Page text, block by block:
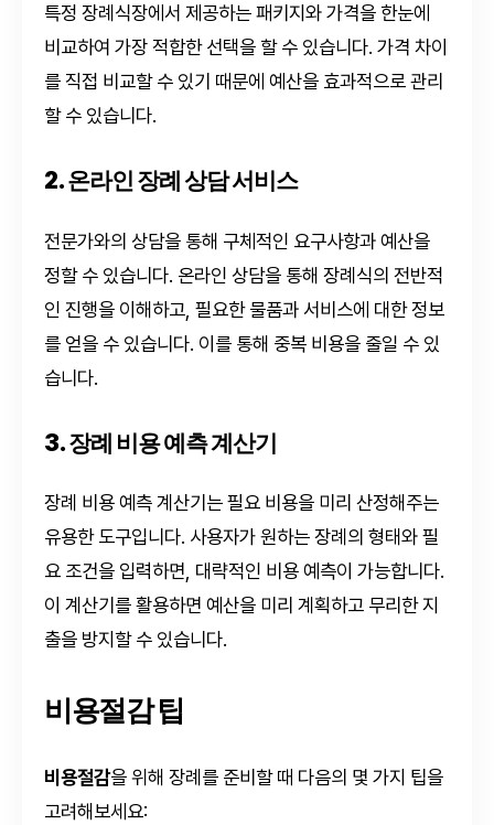
특정 장례식장에서 제공하는 패키지와 가격을 한눈에
비교하여 가장 적합한 선택을 할 수 있습니다. 가격 차이
를 직접 비교할 수 있기 때문에 예산을 효과적으로 관리
할 수 있습니다.
2. 온라인 장례 상담 서비스
전문가와의 상담을 통해 구체적인 요구사항과 예산을
정할 수 있습니다. 온라인 상담을 통해 장례식의 전반적
인 진행을 이해하고, 필요한 물품과 서비스에 대한 정보
를 얻을 수 있습니다. 이를 통해 중복 비용을 줄일 수 있
습니다.
3. 장례 비용 예측 계산기
장례 비용 예측 계산기는 필요 비용을 미리 산정해주는
유용한 도구입니다. 사용자가 원하는 장례의 형태와 필
요 조건을 입력하면, 대략적인 비용 예측이 가능합니다.
이 계산기를 활용하면 예산을 미리 계획하고 무리한 지
출을 방지할 수 있습니다.
비용절감 팁
비용절감을 위해 장례를 준비할 때 다음의 몇 가지 팁을
고려해보세요: